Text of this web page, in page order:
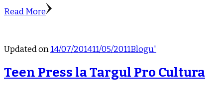
Read More
Updated on14/07/201411/05/2011Blogu'
Teen Press la Targul Pro Cultura